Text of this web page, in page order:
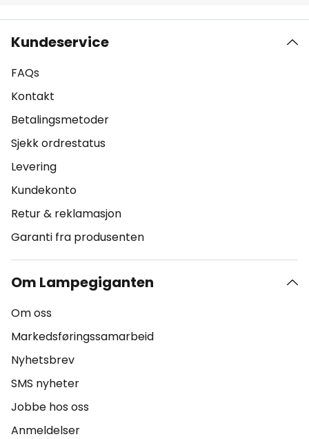
Kundeservice
FAQs
Kontakt
Betalingsmetoder
Sjekk ordrestatus
Levering
Kundekonto
Retur & reklamasjon
Garanti fra produsenten
Om Lampegiganten
Om oss
Markedsføringssamarbeid
Nyhetsbrev
SMS nyheter
Jobbe hos oss
Anmeldelser